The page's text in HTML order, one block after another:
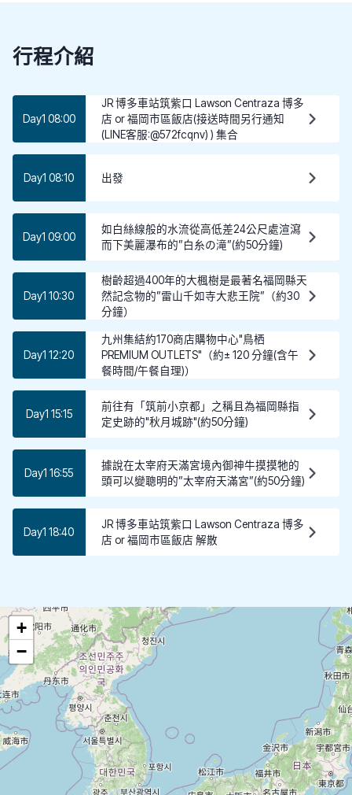
行程介紹
Day1 08:00
JR 博多車站筑紫口 Lawson Centraza 博多
店 or 福岡市區飯店(接送時間另行通知
(LINE客服:@572fcqnv) ) 集合
Day1 08:10 出發
Day1 09:00
如白絲線般的水流從高低差24公尺處渲瀉
而下美麗瀑布的”白糸の滝”(約50分鐘)
Day1 10:30
樹齡超過400年的大楓樹是最著名福岡縣天
然記念物的”雷山千如寺大悲王院”（約30
分鐘）
Day1 12:20
九州集結約170商店購物中心"鳥栖
PREMIUM OUTLETS"（約± 120 分鐘(含午
餐時間/午餐自理)）
Day1 15:15
前往有「筑前小京都」之稱且為福岡縣指
定史跡的"秋月城跡"(約50分鐘)
Day1 16:55
據說在太宰府天滿宮境內御神牛摸摸牠的
頭可以變聰明的”太宰府天滿宮”(約50分鐘)
Day1 18:40
JR 博多車站筑紫口 Lawson Centraza 博多
店 or 福岡市區飯店 解散
+
−